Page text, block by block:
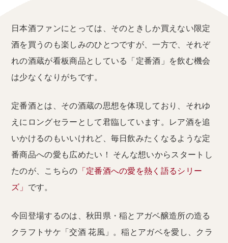
日本酒ファンにとっては、そのときしか買えない限定
酒を買うのも楽しみのひとつですが、一方で、それぞ
れの酒蔵が看板商品としている「定番酒」を飲む機会
は少なくなりがちです。
定番酒とは、その酒蔵の思想を体現しており、それゆ
えにロングセラーとして君臨しています。レア酒を追
いかけるのもいいけれど、毎日飲みたくなるような定
番商品への愛も広めたい！ そんな想いからスタートし
たのが、こちらの 「定番酒への愛を熱く語るシリー
ズ」 です。
今回登場するのは、秋田県・稲とアガベ醸造所の造る
クラフトサケ「交酒 花風」。稲とアガベを愛し、クラ